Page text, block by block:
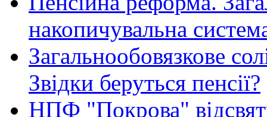
накопичувальна
Загальнообовязкове
Звідки беруться пенсії?
НПФ "Покрова"